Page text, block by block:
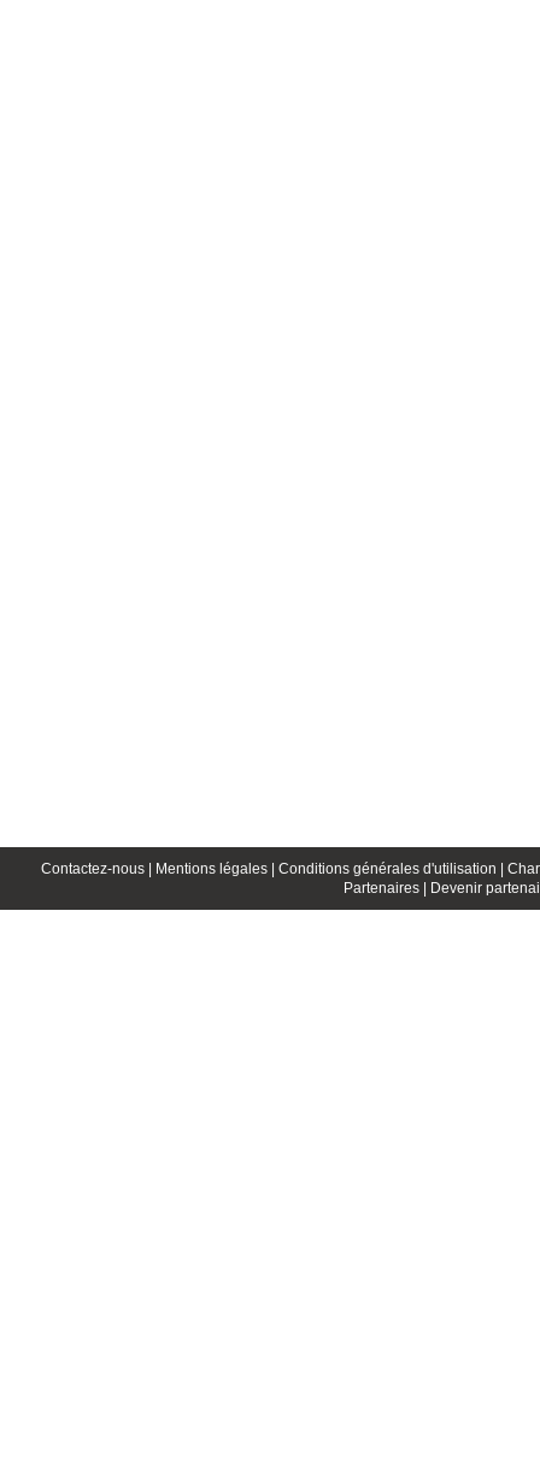
Contactez-nous | Mentions légales | Conditions générales d'utilisation |
Partenaires |
Devenir